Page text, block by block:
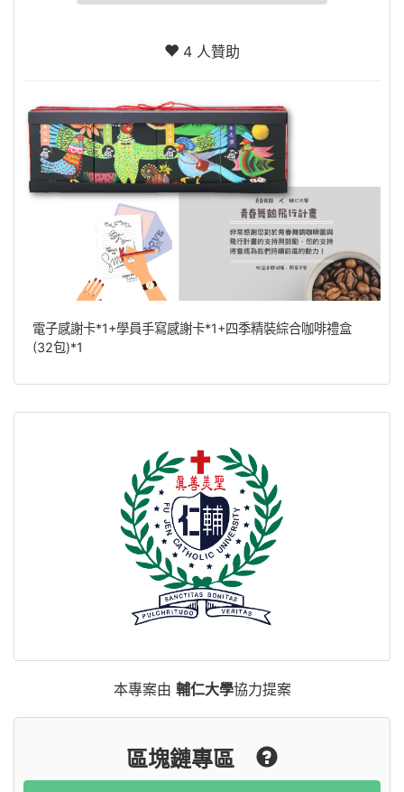
4 人贊助
電子感謝卡*1+學員手寫感謝卡*1+四季精裝綜合咖啡禮盒
(32包)*1
本專案由 輔仁大學協力提案
區塊鏈專區